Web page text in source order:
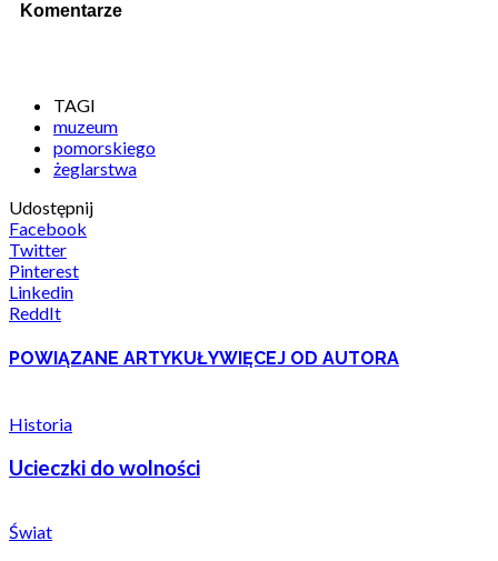
Komentarze
TAGI
muzeum
pomorskiego
żeglarstwa
Udostępnij
Facebook
Twitter
Pinterest
Linkedin
ReddIt
POWIĄZANE ARTYKUŁYWIĘCEJ OD AUTORA
Historia
Ucieczki do wolności
Świat